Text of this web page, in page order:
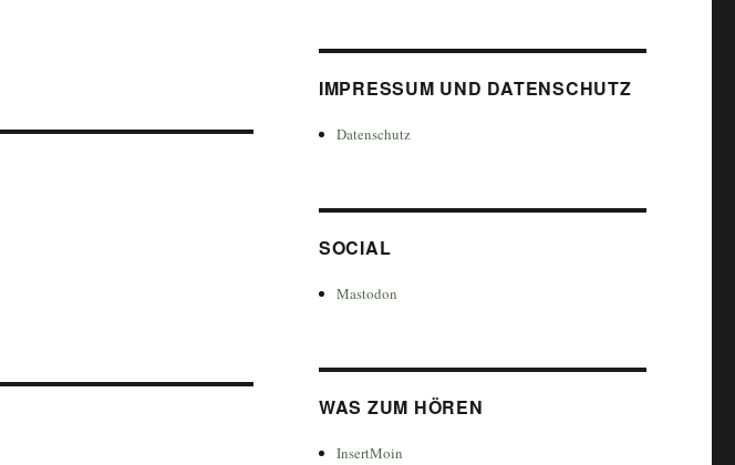
IMPRESSUM UND DATENSCHUTZ
Datenschutz
SOCIAL
Mastodon
WAS ZUM HÖREN
InsertMoin